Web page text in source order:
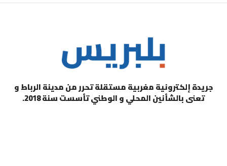
جريدة إلكترونية مغربية مستقلة تحرر من مدينة الرباط و
تعنى بالشأنين المحلي و الوطني تأسست سنة 2018.